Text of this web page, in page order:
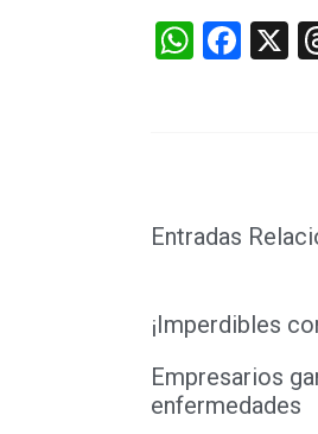
X
Entradas
¡Imperdibles
Empresarios
enfermedades